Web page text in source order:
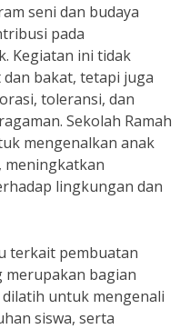
seni dan budaya
pada
Kegiatan ini tidak
bakat, tetapi juga
toleransi, dan
Sekolah Ramah
mengenalkan anak
meningkatkan
lingkungan dan
terkait pembuatan
bagian
untuk mengenali
siswa, serta